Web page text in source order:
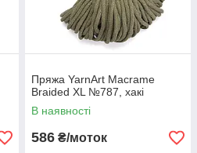
Пряжа YarnArt Macrame
Braided XL №787, хакі
В наявності
586 ₴/моток